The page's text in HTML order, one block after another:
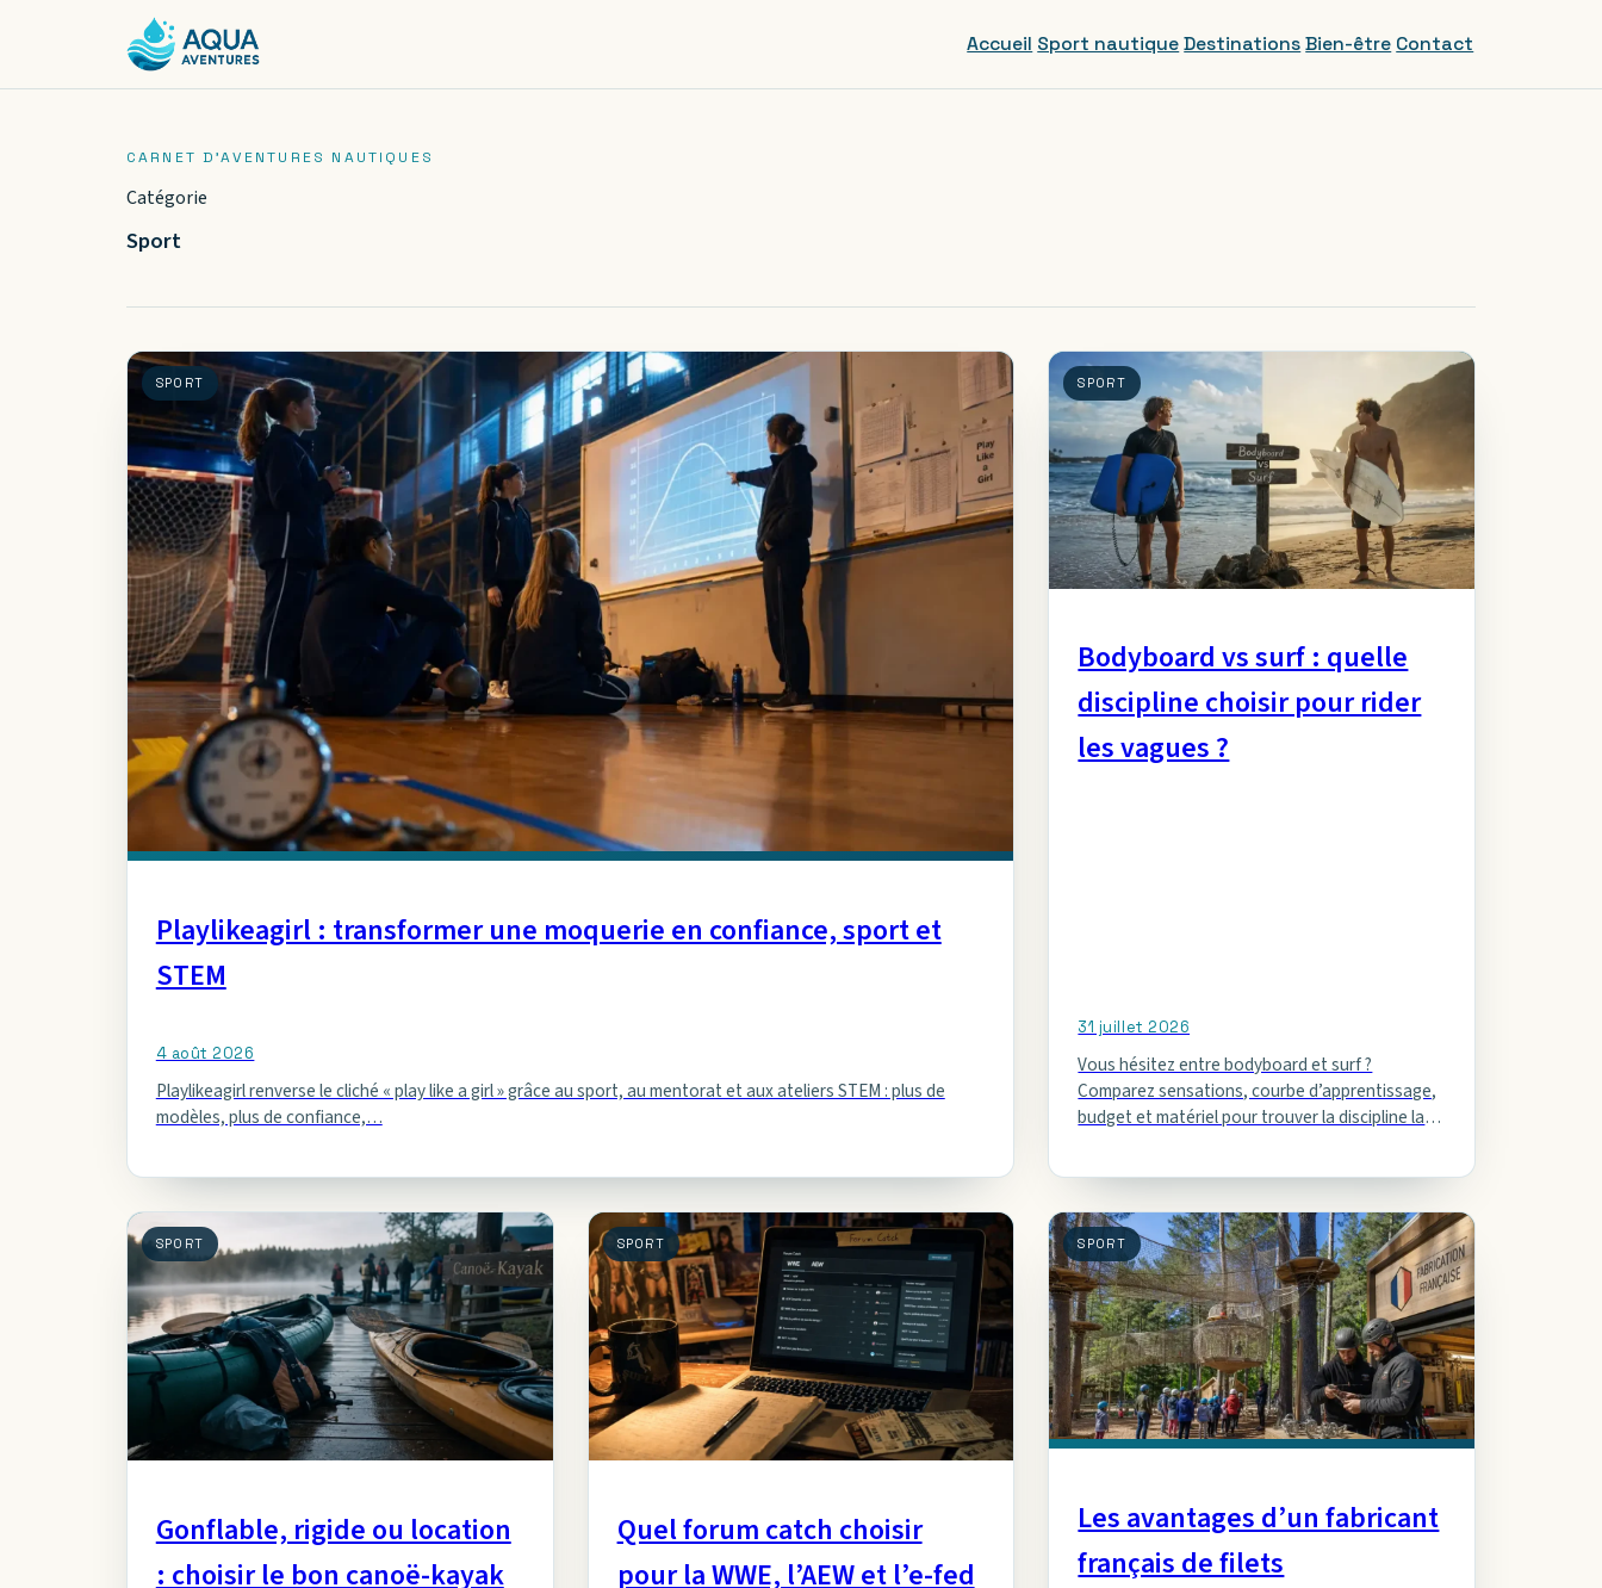
Accueil Sport nautique Destinations Bien-être Contact
Catégorie
Sport
SPORT
Playlikeagirl : transformer une moquerie en confiance, sport et
STEM
4 août 2026
Playlikeagirl renverse le cliché « play like a girl » grâce au sport, au mentorat et aux ateliers STEM : plus de
modèles, plus de confiance,…
SPORT
Bodyboard vs surf : quelle
discipline choisir pour rider
les vagues ?
31 juillet 2026
Vous hésitez entre bodyboard et surf ?
Comparez sensations, courbe d’apprentissage,
budget et matériel pour trouver la discipline la
SPORT
Gonflable, rigide ou location
: choisir le bon canoë-kayak
SPORT
Quel forum catch choisir
pour la WWE, l’AEW et l’e-fed
SPORT
Les avantages d’un fabricant
français de filets